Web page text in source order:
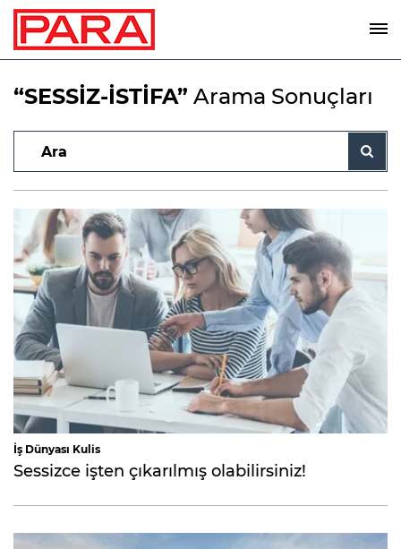
“SESSİZ-İSTİFA” Arama Sonuçları
İş Dünyası Kulis
Sessizce işten çıkarılmış olabilirsiniz!